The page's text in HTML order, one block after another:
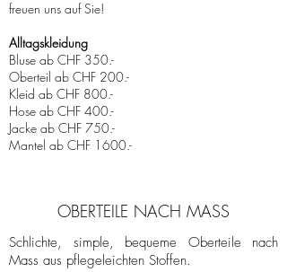
freuen uns auf Sie!
Alltagskleidung
Bluse ab CHF 350.-
Oberteil ab CHF 200.-
Kleid ab CHF 800.-
Hose ab CHF 400.-
Jacke ab CHF 750.-
Mantel ab CHF 1600.-
OBERTEILE NACH MASS
Schlichte, simple, bequeme Oberteile nach
Mass aus pflegeleichten Stoffen.